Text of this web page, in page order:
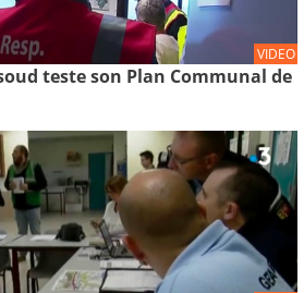
VIDEO
teste son Plan Communal de